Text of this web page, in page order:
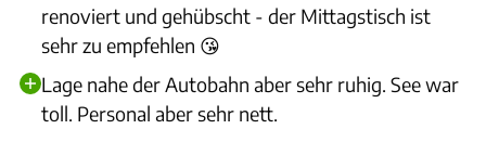
renoviert und gehübscht - der Mittagstisch ist
sehr zu empfehlen 😘
Lage nahe der Autobahn aber sehr ruhig. See war
toll. Personal aber sehr nett.